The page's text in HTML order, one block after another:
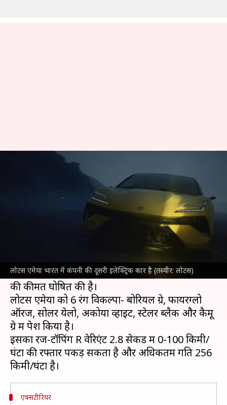
लोटस एमेया भारत में कंपनी की दूसरी इलेक्ट्रिक कार है (तस्वीर: लोटस)
लोटस एमेया इलेक्ट्रिक कार भारत में
लॉन्च, जानिए फीचर और कीमत
Jan 16, 2025
लोटस ने भारतीय बाजार में अपनी दूसरीइलेक्ट्रिक कार
एमेया को लॉन्च किया है। इसे 3 वेरिएंट- स्टैंडर्ड, S और R
में पेश किया गया है। कंपनी ने फिलहाल बेस वेरिएंट स्टैंडर्ड
की कीमत घोषित की है।
लोटस एमेया को 6 रंग विकल्पों- बोरियल ग्रे, फायरग्लो
ऑरेंज, सोलर येलो, अकोया व्हाइट, स्टेलर ब्लैक और कैमू
ग्रे में पेश किया है।
इसका रेंज-टॉपिंग R वेरिएंट 2.8 सेकेंड में 0-100 किमी/
घंटा की रफ्तार पकड़ सकता है और अधिकतम गति 256
एक्सटीरियर